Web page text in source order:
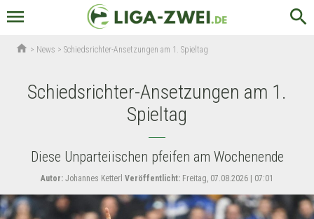
menu search
home > News >Schiedsrichter-Ansetzungen am 1. Spieltag
Schiedsrichter-Ansetzungen am 1.
Spieltag
Diese Unparteiischen pfeifen am Wochenende
Autor: Johannes Ketterl Veröffentlicht: Freitag, 07.08.2026 | 07:01